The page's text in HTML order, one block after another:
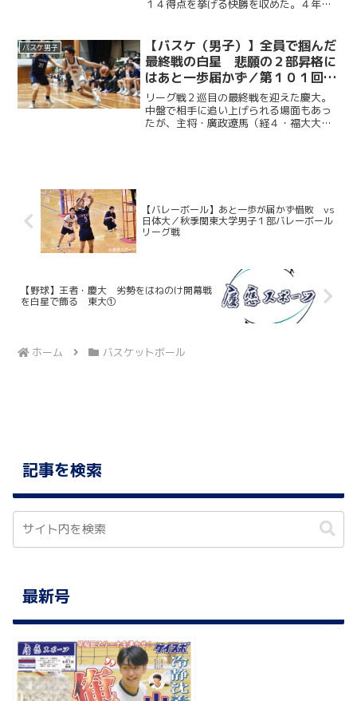
１４得点を挙げる快勝を収めた。４年生
子）、松岡優希乃（商２・都立国立）な
ど下級生も存在感を発揮。全員...
バスケ男子
【バスケ（男子）】全員で掴んだ
最終戦の白星 悲願の２部昇格に
はあと一歩届かず／第１０１回関
東大学バスケットボールリーグ戦
vs 学習院大
リーグ戦２巡目の最終戦を迎えた慶大。
中盤で相手に追い上げられる場面もあっ
たが、主将・廣政遼馬（経４・福大大
【バレーボール】あと一歩が届かず惜敗 vs
日体大／秋季関東大学男子１部バレーボール
リーグ戦
【野球】王者・慶大 劣勢をはねのけ開幕戦
を白星で飾る 東大①
ホーム バスケットボール
記事を検索
最新号